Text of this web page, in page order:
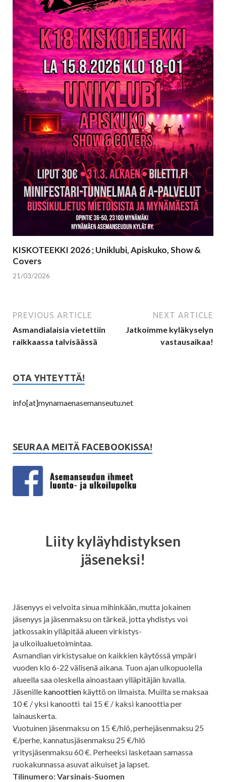
KISKOTEEKKI 2026 ; Uniklubi, Apiskuko, Show &
Covers
21/03/2026
PREVIOUS ARTICLE
Asmandialaisia vietettiin
raikkaassa talvisäässä
NEXT ARTICLE
Jatkoimme kyläkyselyn
vastausaikaa!
OTA YHTEYTTÄ!
info[at]mynamaenasemanseutu.net
SEURAA MEITÄ FACEBOOKISSA!
Liity kyläyhdistyksen
jäseneksi!
Jäsenyys ei velvoita sinua mihinkään, mutta jokainen
jäsenyys ja jäsenmaksu on tärkeä, jotta yhdistys voi
jatkossakin ylläpitää alueen virkistys-
ja ulkoilualuetoimintaa.
Asmandian virkistysalue on kaikkien käytössä ympäri
vuoden klo 6-22 välisenä aikana. Tuon ajan ulkopuolella
alueella saa oleskella ainoastaan ylläpitäjän luvalla.
Jäsenille kanoottien käyttö on ilmaista. Muilta se maksaa
10 € / yksi kanootti tai 15 € / kaksi kanoottia per
lainauskerta.
Vuotuinen jäsenmaksu on 15 €/hlö, perhejäsenmaksu 25
€/perhe, kannatusjäsenmaksu 25 €/hlö
yritysjäsenmaksu 60 €. Perheeksi lasketaan samassa
ruokakunnassa asuvat aikuiset ja lapset.
Tilinumero: Varsinais-Suomen